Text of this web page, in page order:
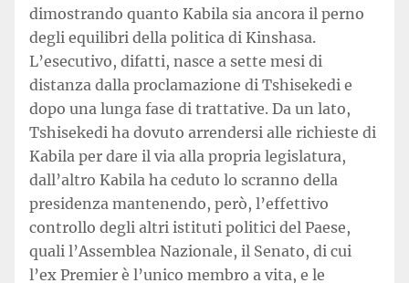
dimostrando quanto Kabila sia ancora il perno
degli equilibri della politica di Kinshasa.
L’esecutivo, difatti, nasce a sette mesi di
distanza dalla proclamazione di Tshisekedi e
dopo una lunga fase di trattative. Da un lato,
Tshisekedi ha dovuto arrendersi alle richieste di
Kabila per dare il via alla propria legislatura,
dall’altro Kabila ha ceduto lo scranno della
presidenza mantenendo, però, l’effettivo
controllo degli altri istituti politici del Paese,
quali l’Assemblea Nazionale, il Senato, di cui
l’ex Premier è l’unico membro a vita, e le